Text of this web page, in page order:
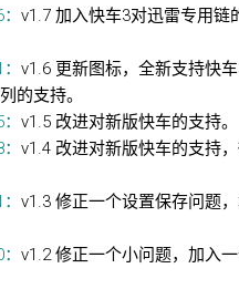
v1.7 加入快车3对迅雷专用链
v1.6 更新图标，全新支持快车
的支持。
v1.5 改进对新版快车的支持。
v1.4 改进对新版快车的支持
v1.3 修正一个设置保存问题
v1.2 修正一个小问题，加入